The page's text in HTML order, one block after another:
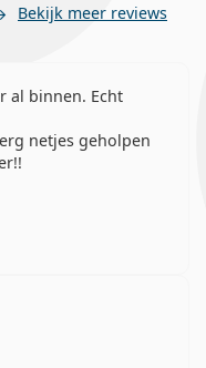
Bekijk meer reviews
al binnen. Echt
netjes geholpen